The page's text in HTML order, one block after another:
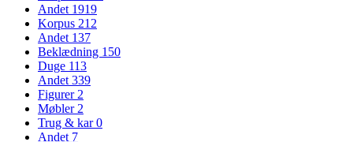
Andet 1919
Korpus 212
Andet 137
Beklædning 150
Duge 113
Andet 339
Figurer 2
Møbler 2
Trug & kar0
Andet 7